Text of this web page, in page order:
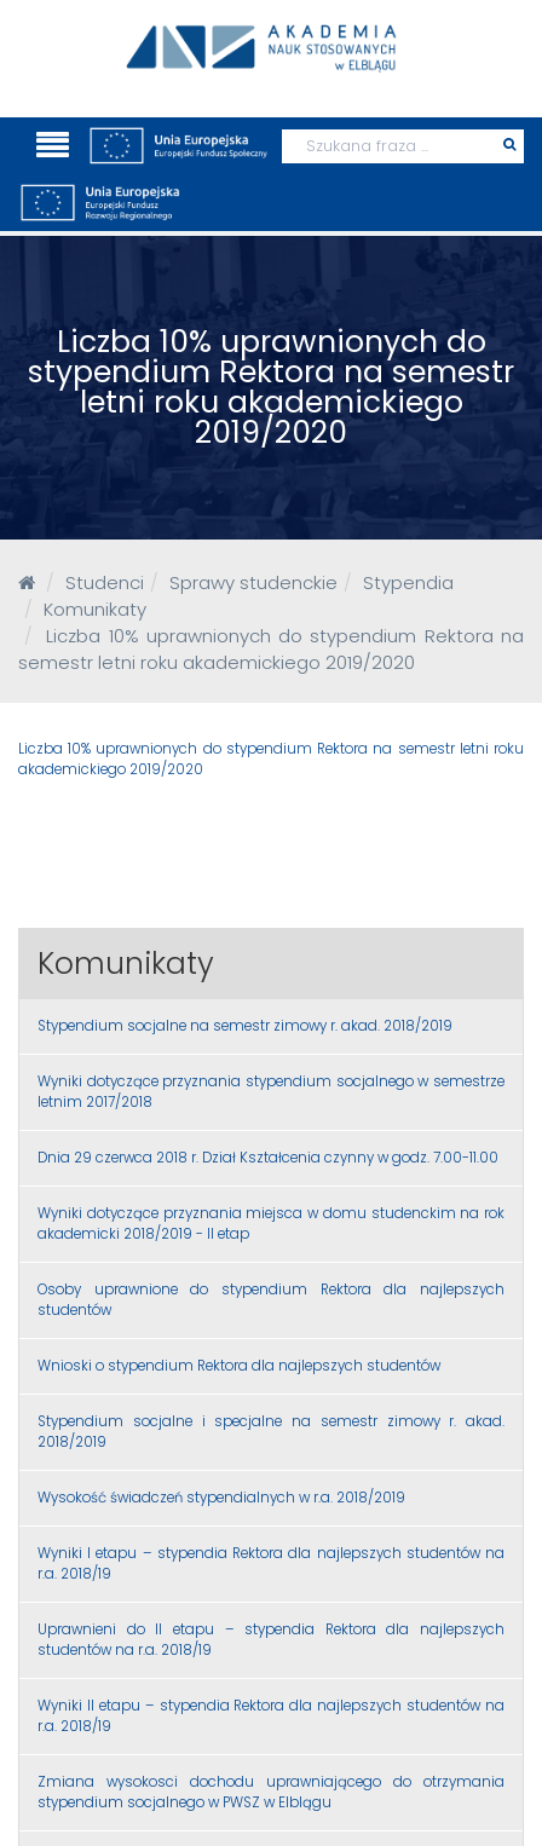
Wyszukaj
Liczba 10% uprawnionych do
stypendium Rektora na semestr
letni roku akademickiego
2019/2020
Studenci Sprawy studenckie
Stypendia
Komunikaty
Liczba 10% uprawnionych do stypendium Rektora na
semestr letni roku akademickiego 2019/2020
Liczba 10% uprawnionych do stypendium Rektora na semestr letni roku
akademickiego 2019/2020
Komunikaty
Stypendium socjalne na semestr zimowy r. akad. 2018/2019
Wyniki dotyczące przyznania stypendium socjalnego w semestrze
letnim 2017/2018
Dnia 29 czerwca 2018 r. Dział Kształcenia czynny w godz. 7.00-11.00
Wyniki dotyczące przyznania miejsca w domu studenckim na rok
akademicki 2018/2019 - II etap
Osoby uprawnione do stypendium Rektora dla najlepszych
studentów
Wnioski o stypendium Rektora dla najlepszych studentów
Stypendium socjalne i specjalne na semestr zimowy r. akad.
2018/2019
Wysokość świadczeń stypendialnych w r.a. 2018/2019
Wyniki I etapu – stypendia Rektora dla najlepszych studentów na
r.a. 2018/19
Uprawnieni do II etapu – stypendia Rektora dla najlepszych
studentów na r.a. 2018/19
Wyniki II etapu – stypendia Rektora dla najlepszych studentów na
r.a. 2018/19
Zmiana wysokosci dochodu uprawniającego do otrzymania
stypendium socjalnego w PWSZ w Elblągu